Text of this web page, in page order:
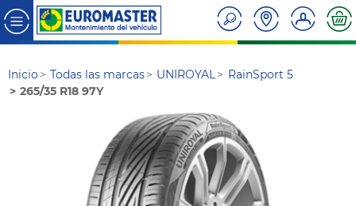
Inicio Todas las marcas UNIROYAL
RainSport 5
265/35 R18 97Y